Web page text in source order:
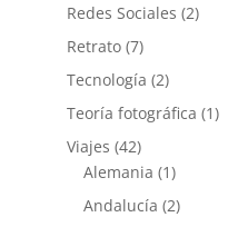
Redes Sociales (2)
Retrato(7)
Tecnología (2)
Teoría fotográfica (1)
Viajes (42)
Alemania (1)
Andalucía (2)